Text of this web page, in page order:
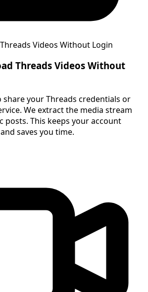
Videos Without Login
Threads Videos Without
share your Threads credentials or
We extract the media stream
posts. This keeps your account
saves you time.